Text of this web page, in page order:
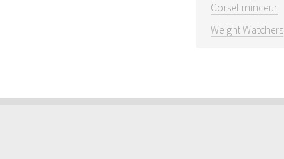
Corset minceur
Weight Watchers